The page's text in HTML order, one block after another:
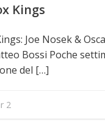
Kings
Joe Nosek &
Bossi Poche
del […]
2